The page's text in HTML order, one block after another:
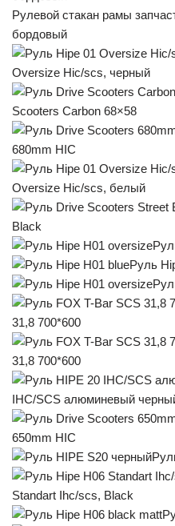
Рулевой стакан рамы
бордовый
Oversize Hic/scs, черный
Scooters Carbon 68×58
680mm HIC
Oversize Hic/scs, белый
Black
Руль
31,8 700*600
31,8 700*600
IHC/SCS алюминевый
650mm HIC
Standart Ihc/scs, Black